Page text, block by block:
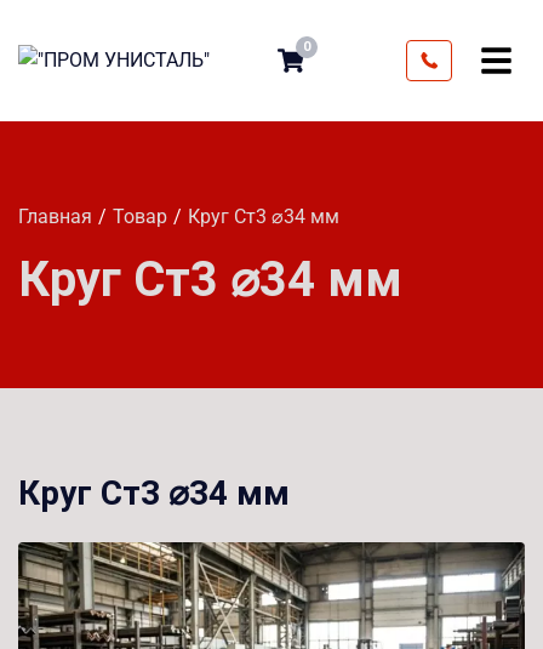
0
Главная Товар Круг Ст3 ⌀34 мм
Круг Ст3 ⌀34 мм
Круг Ст3 ⌀34 мм